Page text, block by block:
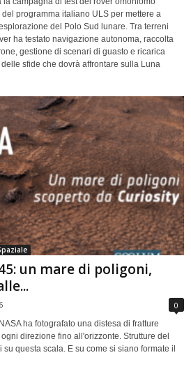
programma italiano ULS per mettere a
del Polo Sud lunare. Tra terreni
ha testato navigazione autonoma, raccolta
gestione di scenari di guasto e ricarica
sfide che dovrà affrontare sulla Luna
un mare di poligoni,
0
ha fotografato una distesa di fratture
direzione fino all'orizzonte. Strutture del
questa scala. E su come si siano formate il